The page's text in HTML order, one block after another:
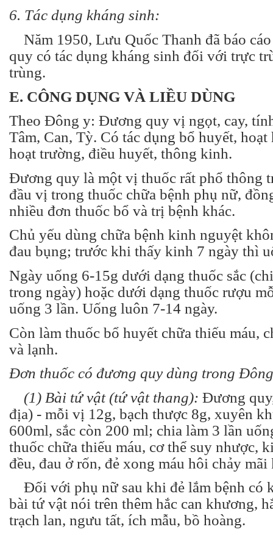
6. Tác dụng kháng sinh:
Năm 1950, Lưu Quốc Thanh đã báo
quy có tác dụng kháng sinh đối với trực
trùng.
E. CÔNG DỤNG VÀ LIỀU DÙNG
Theo Đông y: Đương quy vị ngọt, cay,
Tâm, Can, Tỳ. Có tác dụng bổ huyết, hoạt
hoạt trường, điều huyết, thông kinh.
Đương quy là một vị thuốc rất phổ thông
đầu vị trong thuốc chữa bệnh phụ nữ,
nhiều đơn thuốc bổ và trị bệnh khác.
Chủ yếu dùng chữa bệnh kinh nguyệt
đau bụng; trước khi thấy kinh 7 ngày thì
Ngày uống 6-15g dưới dạng thuốc sắc
trong ngày) hoặc dưới dạng thuốc rượu
uống 3 lần. Uống luôn 7-14 ngày.
Còn làm thuốc bổ huyết chữa thiếu máu,
và lạnh.
Đơn thuốc có đương quy dùng trong
(1) Bài tứ vật (tứ vật thang): Đương
địa) - mỗi vị 12g, bạch thược 8g, xuyên
600ml, sắc còn 200 ml; chia làm 3 lần
thuốc chữa thiếu máu, cơ thể suy nhược,
đều, đau ở rốn, đẻ xong máu hôi chảy
Đối với phụ nữ sau khi đẻ lắm bệnh có
bài tứ vật nói trên thêm hắc can khương,
trạch lan, ngưu tất, ích mẫu, bồ hoàng.